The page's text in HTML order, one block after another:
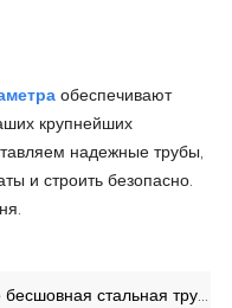
обеспечивают
крупнейших
надежные трубы,
и строить безопасно.
стальная труба schedule 80 и зачем она вам нужна?